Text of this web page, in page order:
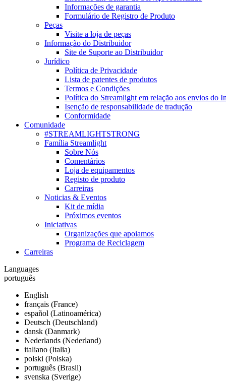
Informações de garantia
Formulário de Registro de Produto
Peças
Visite a loja de peças
Informação do Distribuidor
Site de Suporte ao Distribuidor
Jurídico
Política de Privacidade
Lista de patentes de produtos
Termos e Condições
Política do Streamlight em relação aos envios do
Isenção de responsabilidade de tradução
Conformidade
Comunidade
#STREAMLIGHTSTRONG
Família Streamlight
Sobre Nós
Comentários
Loja de equipamentos
Registo de produto
Carreiras
Noticias & Eventos
Kit de mídia
Próximos eventos
Iniciativas
Organizações que apoiamos
Programa de Reciclagem
Carreiras
Languages
português
English
français (France)
español (Latinoamérica)
Deutsch (Deutschland)
dansk (Danmark)
Nederlands (Nederland)
italiano (Italia)
polski (Polska)
português (Brasil)
svenska (Sverige)